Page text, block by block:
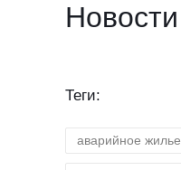
Новости
Теги:
аварийное жилье